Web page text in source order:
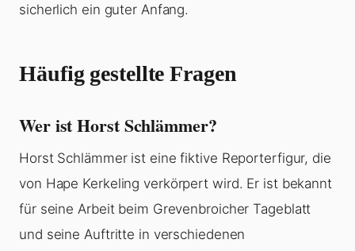
sicherlich ein guter Anfang.
Häufig gestellte Fragen
Wer ist Horst Schlämmer?
Horst Schlämmer ist eine fiktive Reporterfigur, die
von Hape Kerkeling verkörpert wird. Er ist bekannt
für seine Arbeit beim Grevenbroicher Tageblatt
und seine Auftritte in verschiedenen